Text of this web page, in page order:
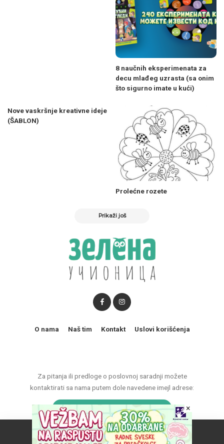
8 naučnih eksperimenata za
decu mlađeg uzrasta (sa onim
što sigurno imate u kući)
Nove vaskršnje kreativne ideje
(ŠABLON)
Prolećne rozete
Prikaži još
Za pitanja ili predloge o poslovnoj saradnji možete
kontaktirati sa nama putem dole navedene imejl adrese:
marketing@zelenaucionica.com
O nama Naš tim Kontakt Uslovi korišćenja
Naš vebsajt koristi kolačiće da poboljša vaše iskustvo.
×